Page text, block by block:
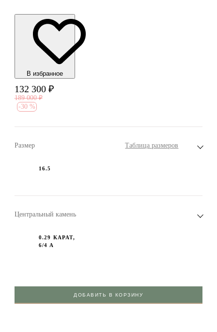
В избранноe
132 300 ₽
189 000 ₽
-30 %
Размер Таблица размеров
16.5
Центральный камень
0.29 КАРАТ,
6/4 А
ДОБАВИТЬ В КОРЗИНУ